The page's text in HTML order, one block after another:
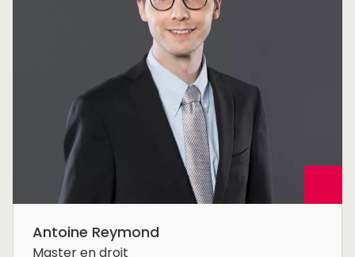
Antoine Reymond
Master en droit